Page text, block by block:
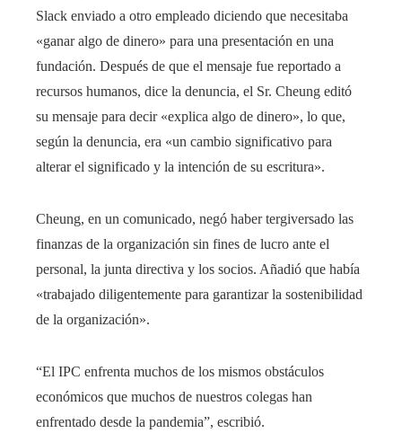
Slack enviado a otro empleado diciendo que necesitaba
«ganar algo de dinero» para una presentación en una
fundación. Después de que el mensaje fue reportado a
recursos humanos, dice la denuncia, el Sr. Cheung editó
su mensaje para decir «explica algo de dinero», lo que,
según la denuncia, era «un cambio significativo para
alterar el significado y la intención de su escritura».
Cheung, en un comunicado, negó haber tergiversado las
finanzas de la organización sin fines de lucro ante el
personal, la junta directiva y los socios. Añadió que había
«trabajado diligentemente para garantizar la sostenibilidad
de la organización».
“El IPC enfrenta muchos de los mismos obstáculos
económicos que muchos de nuestros colegas han
enfrentado desde la pandemia”, escribió.